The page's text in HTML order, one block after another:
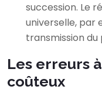
succession. Le
universelle, par
transmission
Les erreurs
coûteux